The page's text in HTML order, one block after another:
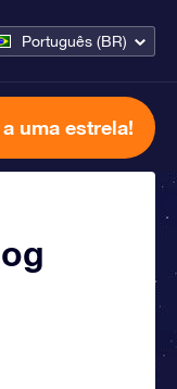
Português (BR)
uma estrela!